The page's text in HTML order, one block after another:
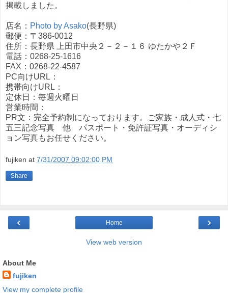
掲載しました。
店名： Photo by Asako(長野県)
郵便：〒386-0012
住所：長野県 上田市中央２－２－１６ ゆたかや２Ｆ
電話：0268-25-1616
FAX：0268-22-4587
PC向けURL：
携帯向けURL：
定休日：毎週火曜日
営業時間：
PR文：完全予約制になっております。ご家族・成人式・七
五三記念写真 他 パスポート・免許証写真・オーディシ
ョン写真もお任せください。
fujiken at 7/31/2007 09:02:00 PM
Share
‹ ›
Home
View web version
About Me
fujiken
View my complete profile